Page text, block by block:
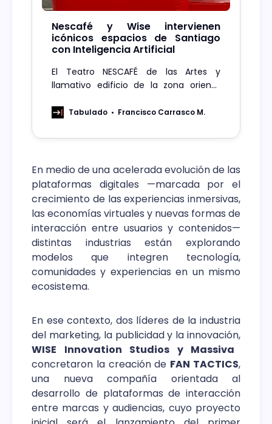
Nescafé y Wise intervienen
icónicos espacios de Santiago
con Inteligencia Artificial
El Teatro NESCAFÉ de las Artes y
llamativo edificio de la zona oriente
sorprender a los amantes del café y
Tabulado Francisco Carrasco M.
En medio de una acelerada evolución de las
plataformas digitales —marcada por el
crecimiento de las experiencias inmersivas,
las economías virtuales y nuevas formas de
interacción entre usuarios y contenidos—
distintas industrias están explorando
modelos que integren tecnología,
comunidades y experiencias en un mismo
ecosistema.
En ese contexto, dos líderes de la industria
del marketing, la publicidad y la innovación,
WISE Innovation Studios y Massiva
concretaron la creación de FAN TACTICS,
una nueva compañía orientada al
desarrollo de plataformas de interacción
entre marcas y audiencias, cuyo proyecto